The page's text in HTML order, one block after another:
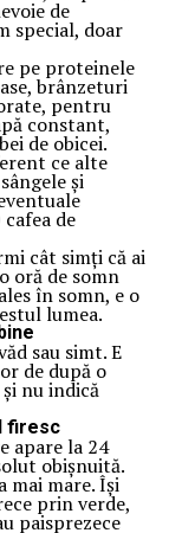
de
special, doar
pe proteinele
brânzeturi
pentru
constant,
de obicei.
ce alte
și
de
cât simți că ai
oră de somn
în somn, e o
lumea.
sau simt. E
de după o
nu indică
firesc
apare la 24
obișnuită.
mai mare. Își
prin verde,
paisprezece